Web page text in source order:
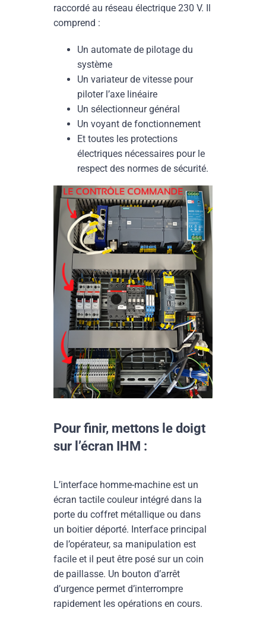
raccordé au réseau électrique 230 V. Il
comprend :
Un automate de pilotage du
système
Un variateur de vitesse pour
piloter l’axe linéaire
Un sélectionneur général
Un voyant de fonctionnement
Et toutes les protections
électriques nécessaires pour le
respect des normes de sécurité.
Pour finir, mettons le doigt
sur l’écran IHM :
L’interface homme-machine est un
écran tactile couleur intégré dans la
porte du coffret métallique ou dans
un boitier déporté. Interface principal
de l’opérateur, sa manipulation est
facile et il peut être posé sur un coin
de paillasse. Un bouton d’arrêt
d’urgence permet d’interrompre
rapidement les opérations en cours.